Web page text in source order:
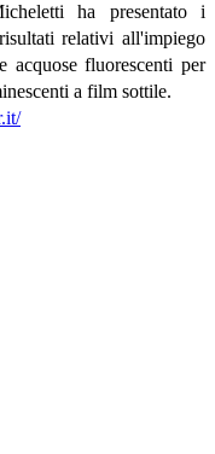
ha presentato i
relativi all'impiego
acquose fluorescenti per
a film sottile.